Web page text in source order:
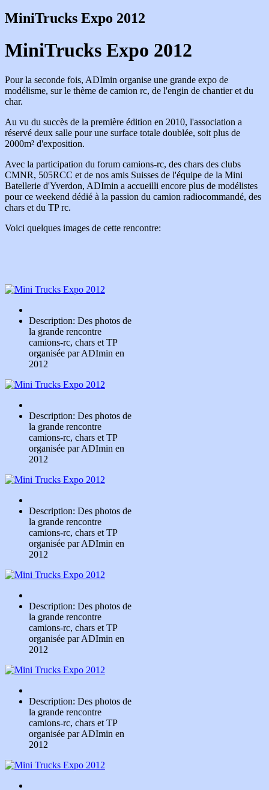
MiniTrucks Expo 2012
MiniTrucks Expo 2012
Pour la seconde fois, ADImin organise une grande expo de
modélisme, sur le thème de camion rc, de l'engin de chantier et du
char.
Au vu du succès de la première édition en 2010, l'association a
réservé deux salle pour une surface totale doublée, soit plus de
2000m² d'exposition.
Avec la participation du forum camions-rc, des chars des clubs
CMNR, 505RCC et de nos amis Suisses de l'équipe de la Mini
Batellerie d'Yverdon, ADImin a accueilli encore plus de modélistes
pour ce weekend dédié à la passion du camion radiocommandé, des
chars et du TP rc.
Voici quelques images de cette rencontre:
Description: Des photos de
la grande rencontre
camions-rc, chars et TP
organisée par ADImin en
2012
Description: Des photos de
la grande rencontre
camions-rc, chars et TP
organisée par ADImin en
2012
Description: Des photos de
la grande rencontre
camions-rc, chars et TP
organisée par ADImin en
2012
Description: Des photos de
la grande rencontre
camions-rc, chars et TP
organisée par ADImin en
2012
Description: Des photos de
la grande rencontre
camions-rc, chars et TP
organisée par ADImin en
2012